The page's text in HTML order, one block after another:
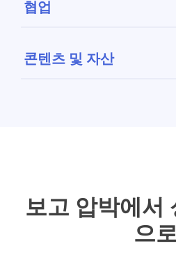
Google Analytics, HubSpot,
인하고 메트릭을 즉시 소유
실제로 진전
출시를 계획하고, 담당자를 지
협업
마케팅 및
콘텐츠 및 자산
합니다. 자산을 캠페인에 고정
을 낭비하지 않으면서 실행
보고 압박에서
으